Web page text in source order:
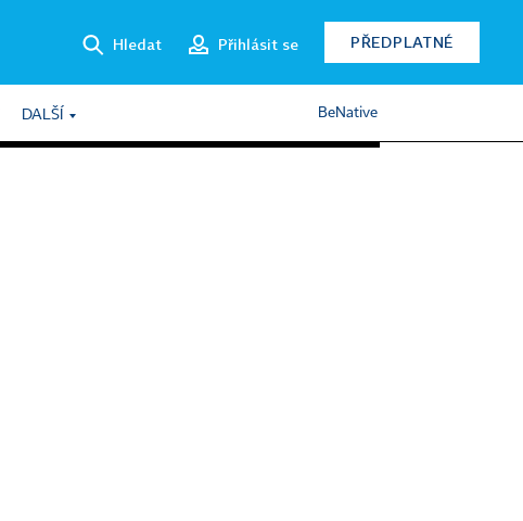
Hledat Přihlásit se PŘEDPLATNÉ
DALŠÍ BeNative